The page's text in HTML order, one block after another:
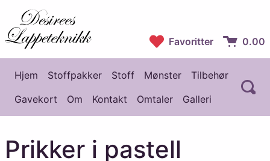
Desirees Lappeteknikk
Favoritter 0.00
Hovedmeny
Hjem Stoffpakker Stoff Mønster
Tilbehør
Gavekort
Om Kontakt Omtaler Galleri
Prikker i pastell